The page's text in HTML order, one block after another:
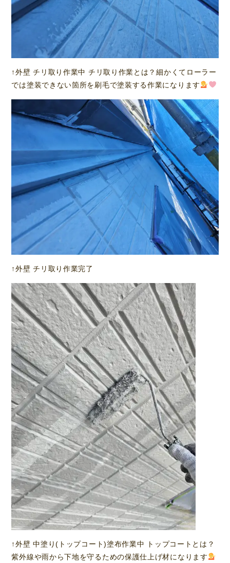
↑外壁 チリ取り作業中 チリ取り作業とは？細かくてローラー
では塗装できない箇所を刷毛で塗装する作業になります
↑外壁 チリ取り作業完了
↑外壁 中塗り(トップコート)塗布作業中 トップコートとは？
紫外線や雨から下地を守るための保護仕上げ材になります